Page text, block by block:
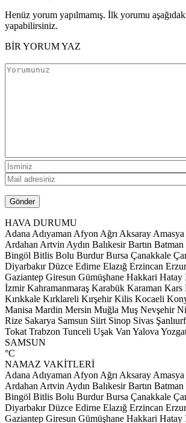
Henüz yorum yapılmamış. İlk yorumu
yapabilirsiniz.
BİR YORUM YAZ
HAVA DURUMU
Adana Adıyaman Afyon Ağrı Aksaray Amasya
Ardahan Artvin Aydın Balıkesir Bartın Batman
Bingöl Bitlis Bolu Burdur Bursa Çanakkale
Diyarbakır Düzce Edirne Elazığ Erzincan
Gaziantep Giresun Gümüşhane Hakkari Hatay
İzmir Kahramanmaraş Karabük Karaman Kars
Kırıkkale Kırklareli Kırşehir Kilis Kocaeli
Manisa Mardin Mersin Muğla Muş Nevşehir
Rize Sakarya Samsun Siirt Sinop Sivas
Tokat Trabzon Tunceli Uşak Van Yalova
SAMSUN
°C
NAMAZ VAKİTLERİ
Adana Adıyaman Afyon Ağrı Aksaray Amasya
Ardahan Artvin Aydın Balıkesir Bartın Batman
Bingöl Bitlis Bolu Burdur Bursa Çanakkale
Diyarbakır Düzce Edirne Elazığ Erzincan
Gaziantep Giresun Gümüşhane Hakkari Hatay